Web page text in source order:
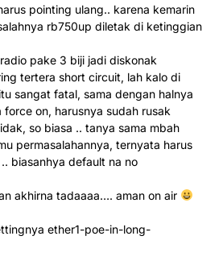
pointing ulang.. karena kemarin
rb750up diletak di ketinggian
pake 3 biji jadi diskonak
tertera short circuit, lah kalo di
sangat fatal, sama dengan halnya
on, harusnya sudah rusak
so biasa .. tanya sama mbah
permasalahannya, ternyata harus
biasanhya default na no
akhirna tadaaaa…. aman on air
ether1-poe-in-long-